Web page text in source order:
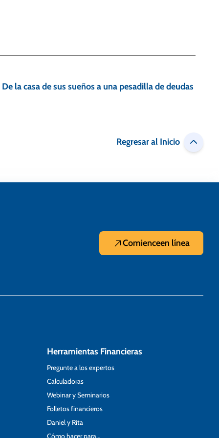
De la casa de sus sueños a una pesadilla de deudas
Regresar al Inicio
Comienceen línea
Herramientas Financieras
Pregunte a los expertos
Calculadoras
Webinar y Seminarios
Folletos financieros
Daniel y Rita
Cómo hacer para…